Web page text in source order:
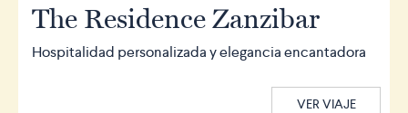
The Residence Zanzibar
Hospitalidad personalizada y elegancia encantadora
VER VIAJE